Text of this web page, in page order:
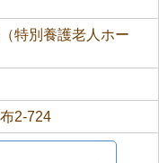
特別養護老人ホー
2-724